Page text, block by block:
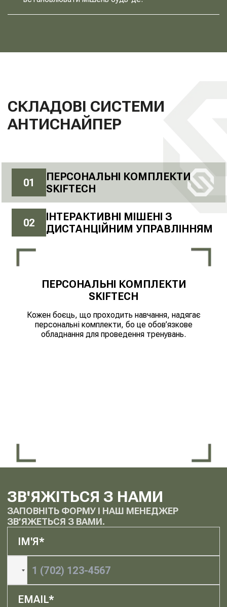
СКЛАДОВІ СИСТЕМИ
АНТИСНАЙПЕР
01
ПЕРСОНАЛЬНІ КОМПЛЕКТИ
SKIFTECH
02
ІНТЕРАКТИВНІ МІШЕНІ З
ДИСТАНЦІЙНИМ УПРАВЛІННЯМ
ПЕРСОНАЛЬНІ КОМПЛЕКТИ
SKIFTECH
Кожен боєць, що проходить навчання, надягає
персональні комплекти, бо це обов’язкове
обладнання для проведення тренувань.
ЗВ'ЯЖІТЬСЯ З НАМИ
ЗАПОВНІТЬ ФОРМУ І НАШ МЕНЕДЖЕР
ЗВ’ЯЖЕТЬСЯ З ВАМИ.